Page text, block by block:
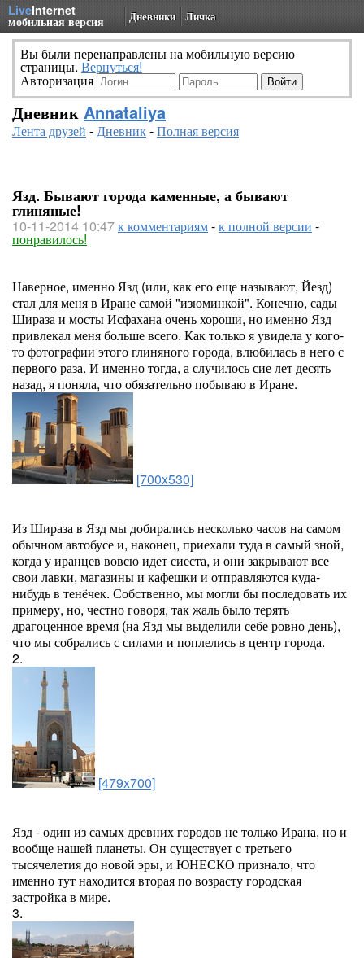
LiveInternet
мобильная версия Дневники Личка
Вы были перенаправлены на мобильную версию
страницы. Вернуться!
Авторизация
Дневник Annataliya
Лента друзей -Дневник-Полная версия
Язд. Бывают города каменные, а бывают
глиняные!
10-11-2014 10:47к комментариям-к полной версии -
понравилось!
Наверное, именно Язд (или, как его еще называют, Йезд)
стал для меня в Иране самой "изюминкой". Конечно, сады
Шираза и мосты Исфахана очень хороши, но именно Язд
привлекал меня больше всего. Как только я увидела у кого-
то фотографии этого глиняного города, влюбилась в него с
первого раза. И именно тогда, а случилось сие лет десять
назад, я поняла, что обязательно побываю в Иране.
[700x530]
Из Шираза в Язд мы добирались несколько часов на самом
обычном автобусе и, наконец, приехали туда в самый зной,
когда у иранцев вовсю идет сиеста, и они закрывают все
свои лавки, магазины и кафешки и отправляются куда-
нибудь в тенёчек. Собственно, мы могли бы последовать их
примеру, но, честно говоря, так жаль было терять
драгоценное время (на Язд мы выделили себе ровно день),
что мы собрались с силами и поплелись в центр города.
2.
[479x700]
Язд - один из самых древних городов не только Ирана, но и
вообще нашей планеты. Он существует с третьего
тысячелетия до новой эры, и ЮНЕСКО признало, что
именно тут находится вторая по возрасту городская
застройка в мире.
3.